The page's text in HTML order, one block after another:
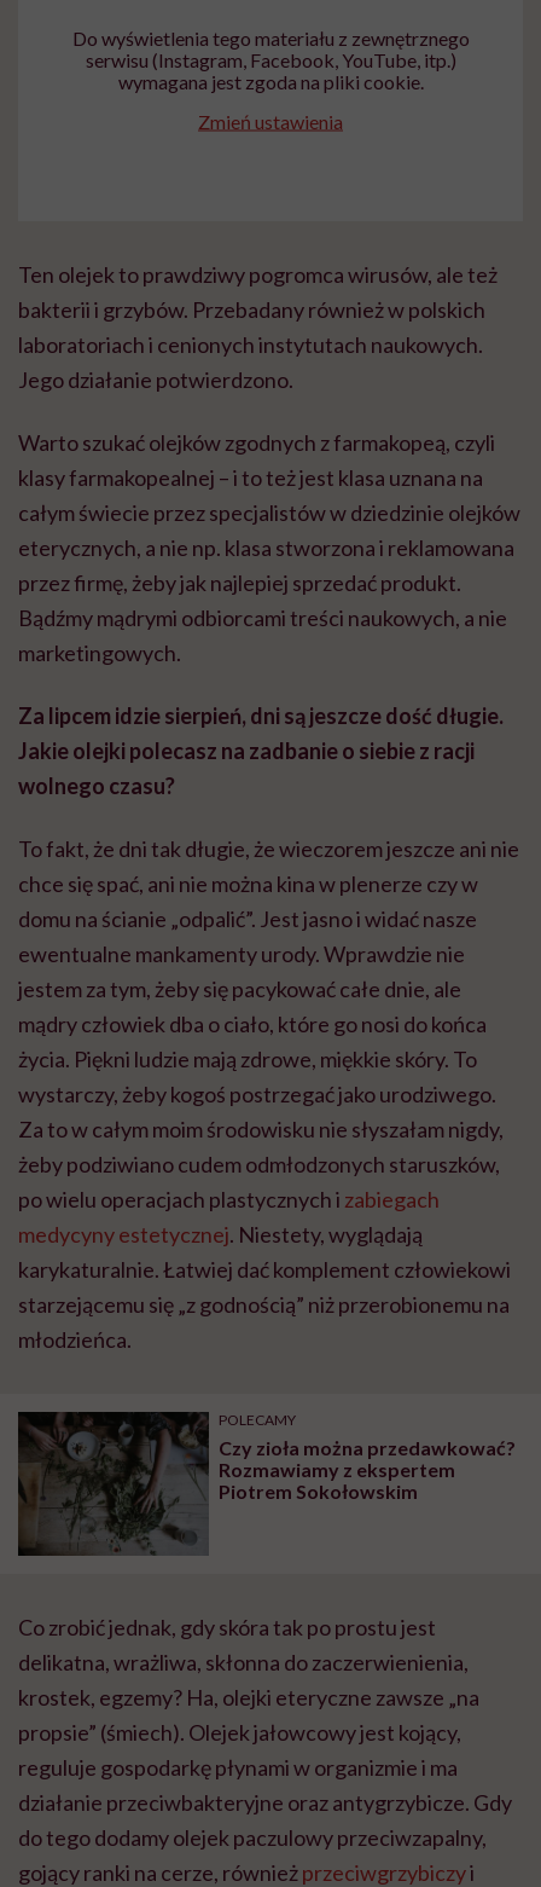
Do wyświetlenia tego materiału z zewnętrznego
serwisu (Instagram, Facebook, YouTube, itp.)
wymagana jest zgoda na pliki cookie.
Zmień ustawienia
Ten olejek to prawdziwy pogromca wirusów, ale też
bakterii i grzybów. Przebadany również w polskich
laboratoriach i cenionych instytutach naukowych.
Jego działanie potwierdzono.
Warto szukać olejków zgodnych z farmakopeą, czyli
klasy farmakopealnej – i to też jest klasa uznana na
całym świecie przez specjalistów w dziedzinie olejków
eterycznych, a nie np. klasa stworzona i reklamowana
przez firmę, żeby jak najlepiej sprzedać produkt.
Bądźmy mądrymi odbiorcami treści naukowych, a nie
marketingowych.
Za lipcem idzie sierpień, dni są jeszcze dość długie.
Jakie olejki polecasz na zadbanie o siebie z racji
wolnego czasu?
To fakt, że dni tak długie, że wieczorem jeszcze ani nie
chce się spać, ani nie można kina w plenerze czy w
domu na ścianie „odpalić”. Jest jasno i widać nasze
ewentualne mankamenty urody. Wprawdzie nie
jestem za tym, żeby się pacykować całe dnie, ale
mądry człowiek dba o ciało, które go nosi do końca
życia. Piękni ludzie mają zdrowe, miękkie skóry. To
wystarczy, żeby kogoś postrzegać jako urodziwego.
Za to w całym moim środowisku nie słyszałam nigdy,
żeby podziwiano cudem odmłodzonych staruszków,
po wielu operacjach plastycznych i zabiegach
medycyny estetycznej. Niestety, wyglądają
karykaturalnie. Łatwiej dać komplement człowiekowi
starzejącemu się „z godnością” niż przerobionemu na
młodzieńca.
POLECAMY
Czy zioła można przedawkować?
Rozmawiamy z ekspertem
Piotrem Sokołowskim
Co zrobić jednak, gdy skóra tak po prostu jest
delikatna, wrażliwa, skłonna do zaczerwienienia,
krostek, egzemy? Ha, olejki eteryczne zawsze „na
propsie” (śmiech). Olejek jałowcowy jest kojący,
reguluje gospodarkę płynami w organizmie i ma
działanie przeciwbakteryjne oraz antygrzybicze. Gdy
do tego dodamy olejek paczulowy przeciwzapalny,
gojący ranki na cerze, równieżprzeciwgrzybiczyi